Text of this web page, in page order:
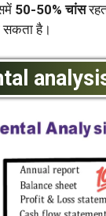
50-50% चांस
सकता है।